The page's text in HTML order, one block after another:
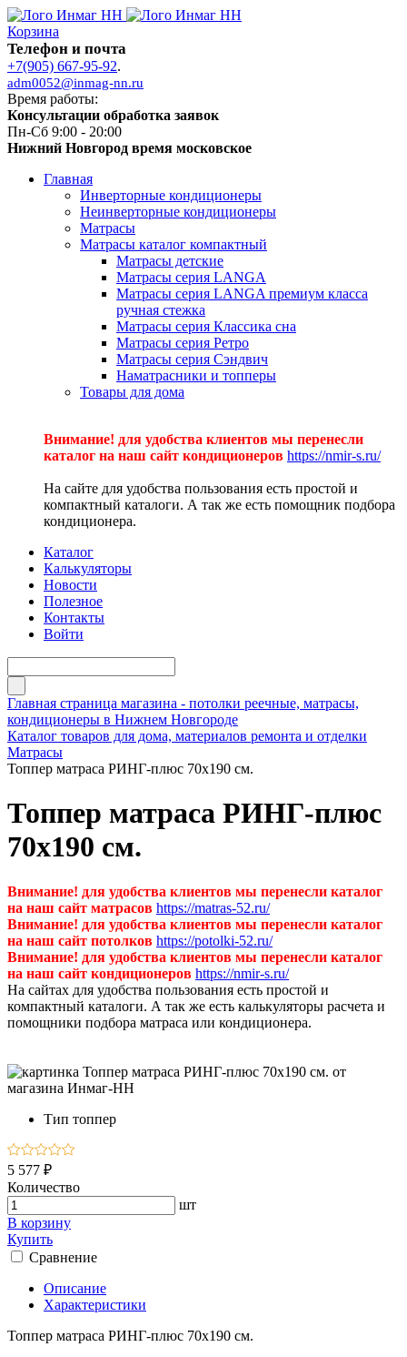
Корзина
Телефон и почта
+7(905) 667-95-92.
adm0052@inmag-nn.ru
Время работы:
Консультации обработка заявок
Пн-Сб 9:00 - 20:00
Нижний Новгород время московское
Главная
Инверторные кондиционеры
Неинверторные кондиционеры
Матрасы
Матрасы каталог компактный
Матрасы детские
Матрасы серия LANGA
Матрасы серия LANGA премиум класса
ручная стежка
Матрасы серия Классика сна
Матрасы серия Ретро
Матрасы серия Сэндвич
Наматрасники и топперы
Товары для дома
Внимание! для удобства клиентов мы перенесли
каталог на наш сайт кондиционеров https://nmir-s.ru/
На сайте для удобства пользования есть простой и
компактный каталоги. А так же есть помощник подбора
кондиционера.
Каталог
Калькуляторы
Новости
Полезное
Контакты
Войти
Главная страница магазина - потолки реечные, матрасы,
кондиционеры в Нижнем Новгороде
Каталог товаров для дома, материалов ремонта и отделки
Матрасы
Топпер матраса РИНГ-плюс 70х190 см.
Топпер матраса РИНГ-плюс
70х190 см.
Внимание! для удобства клиентов мы перенесли каталог
на наш сайт матрасов https://matras-52.ru/
Внимание! для удобства клиентов мы перенесли каталог
на наш сайт потолков https://potolki-52.ru/
Внимание! для удобства клиентов мы перенесли каталог
на наш сайт кондиционеров https://nmir-s.ru/
На сайтах для удобства пользования есть простой и
компактный каталоги. А так же есть калькуляторы расчета и
помощники подбора матраса или кондиционера.
Тип топпер
5 577 ₽
Количество
шт
В корзину
Купить
Сравнение
Описание
Характеристики
Топпер матраса РИНГ-плюс 70х190 см.